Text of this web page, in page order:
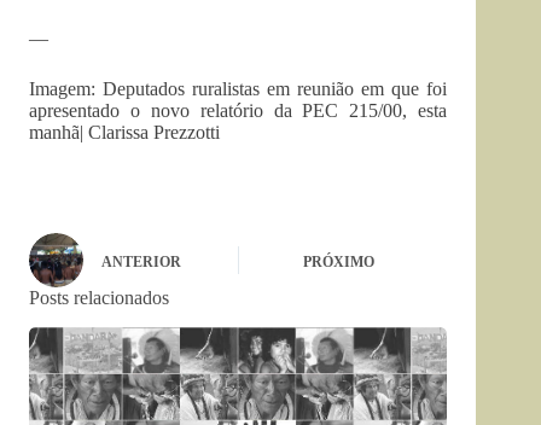
—
Imagem: Deputados ruralistas em reunião em que foi
apresentado o novo relatório da PEC 215/00, esta
manhã| Clarissa Prezzotti
ANTERIOR PRÓXIMO
Posts relacionados